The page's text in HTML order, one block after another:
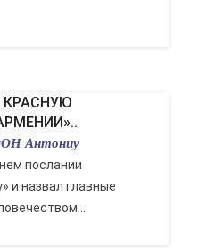
Антониу
послании
и назвал главные